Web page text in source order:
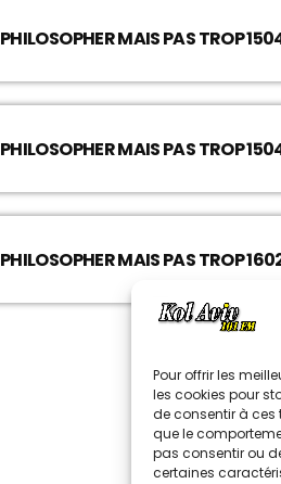
Pour offrir les
les cookies pour
de consentir à ces
que le
pas consentir ou
certaines
PHILOSOPHER MAIS PAS TROP